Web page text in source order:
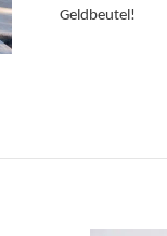
Geldbeutel!